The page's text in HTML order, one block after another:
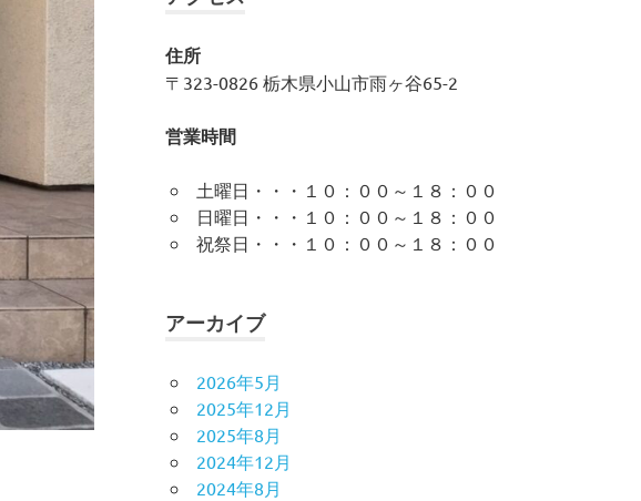
住所
〒323-0826 栃木県小山市雨ヶ谷65-2
営業時間
土曜日・・・１０：００～１８：００
日曜日・・・１０：００～１８：００
祝祭日・・・１０：００～１８：００
アーカイブ
2026年5月
2025年12月
2025年8月
2024年12月
2024年8月